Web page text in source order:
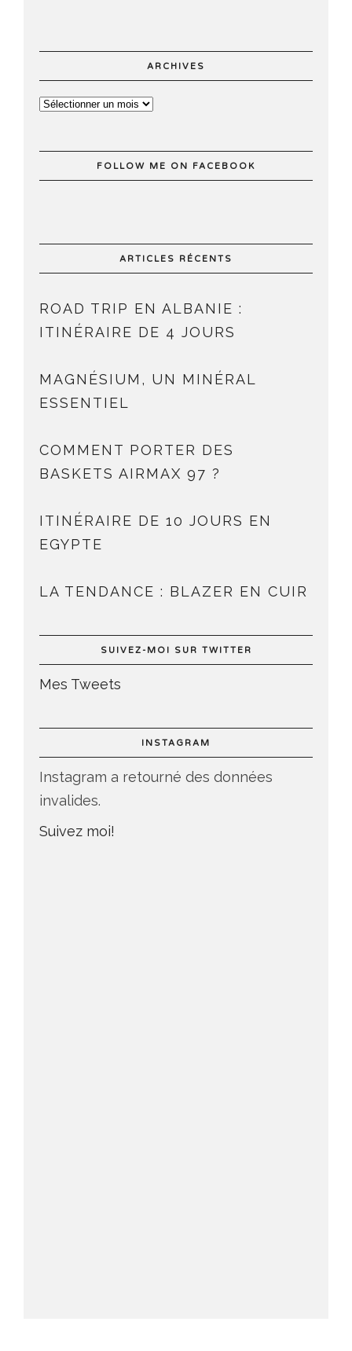
ARCHIVES
FOLLOW ME ON FACEBOOK
ARTICLES RÉCENTS
ROAD TRIP EN ALBANIE :
ITINÉRAIRE DE 4 JOURS
MAGNÉSIUM, UN MINÉRAL
ESSENTIEL
COMMENT PORTER DES
BASKETS AIRMAX 97 ?
ITINÉRAIRE DE 10 JOURS EN
EGYPTE
LA TENDANCE : BLAZER EN CUIR
SUIVEZ-MOI SUR TWITTER
Mes Tweets
INSTAGRAM
Instagram a retourné des données
invalides.
Suivez moi!